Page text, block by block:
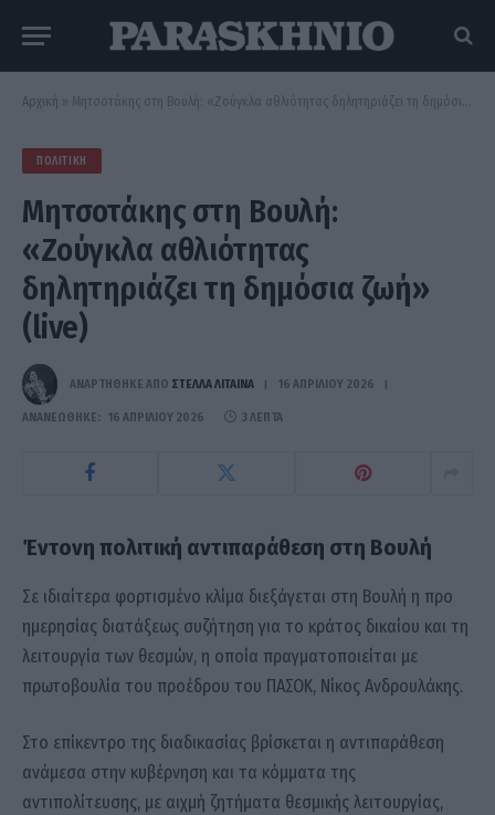
Αρχική » Μητσοτάκης στη Βουλή: «Ζούγκλα αθλιότητας δηλητηριάζει τη δημόσια ζωή» (live)
ΠΟΛΙΤΙΚΉ
Μητσοτάκης στη Βουλή:
«Ζούγκλα αθλιότητας
δηλητηριάζει τη δημόσια ζωή»
(live)
ΑΝΑΡΤΗΘΗΚΕ ΑΠΟ ΣΤΈΛΛΑ ΛΊΤΑΙΝΑ 16 ΑΠΡΙΛΊΟΥ 2026
ΑΝΑΝΕΏΘΗΚΕ: 16 ΑΠΡΙΛΊΟΥ 2026 3 ΛΕΠΤΆ
Έντονη πολιτική αντιπαράθεση στη Βουλή
Σε ιδιαίτερα φορτισμένο κλίμα διεξάγεται στη Βουλή η προ
ημερησίας διατάξεως συζήτηση για το κράτος δικαίου και τη
λειτουργία των θεσμών, η οποία πραγματοποιείται με
πρωτοβουλία του προέδρου του ΠΑΣΟΚ, Νίκος Ανδρουλάκης.
Στο επίκεντρο της διαδικασίας βρίσκεται η αντιπαράθεση
ανάμεσα στην κυβέρνηση και τα κόμματα της
αντιπολίτευσης, με αιχμή ζητήματα θεσμικής λειτουργίας,